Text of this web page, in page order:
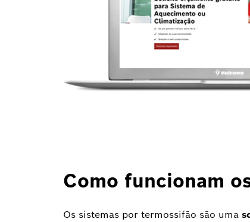
Como funcionam
Os sistemas por termossifão são uma